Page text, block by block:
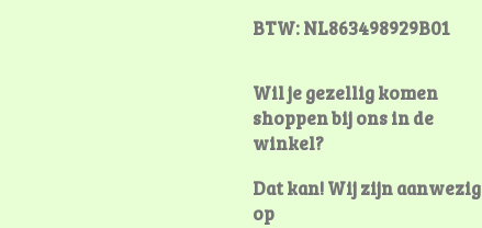
BTW: NL863498929B01
Wil je gezellig komen
shoppen bij ons in de
winkel?
Dat kan! Wij zijn aanwezig
op